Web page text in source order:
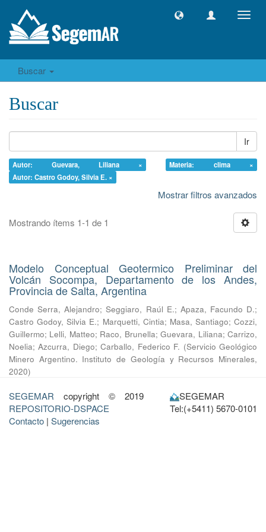
Buscar
Buscar
Ir
Autor: Guevara, Liliana ×
Materia: clima ×
Autor: Castro Godoy, Silvia E. ×
Mostrar filtros avanzados
Mostrando ítems 1-1 de 1
Modelo Conceptual Geotermico Preliminar del
Volcán Socompa, Departamento de los Andes,
Provincia de Salta, Argentina
Conde Serra, Alejandro;Seggiaro, Raúl E.; Apaza, Facundo D.;
Castro Godoy, Silvia E.; Marquetti, Cintia; Masa, Santiago; Cozzi,
Guillermo; Lelli, Matteo; Raco, Brunella;Guevara, Liliana;Carrizo,
Noelia;Azcurra, Diego;Carballo, Federico F. (Servicio Geológico
Minero Argentino. Instituto de Geología y Recursos Minerales,
2020)
SEGEMAR copyright © 2019
REPOSITORIO-DSPACE
Contacto | Sugerencias
SEGEMAR
Tel:(+5411) 5670-0101